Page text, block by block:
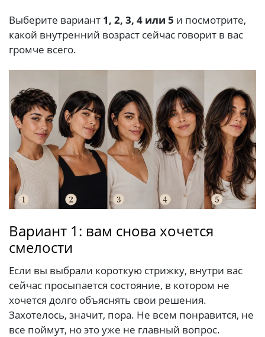
Выберите вариант 1, 2, 3, 4 или 5 и посмотрите,
какой внутренний возраст сейчас говорит в вас
громче всего.
Вариант 1: вам снова хочется
смелости
Если вы выбрали короткую стрижку, внутри вас
сейчас просыпается состояние, в котором не
хочется долго объяснять свои решения.
Захотелось, значит, пора. Не всем понравится, не
все поймут, но это уже не главный вопрос.